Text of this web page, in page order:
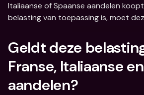
Italiaanse of Spaanse aandelen
belasting van toepassing is, moet
Geldt deze
Franse, Italiaanse
aandelen?